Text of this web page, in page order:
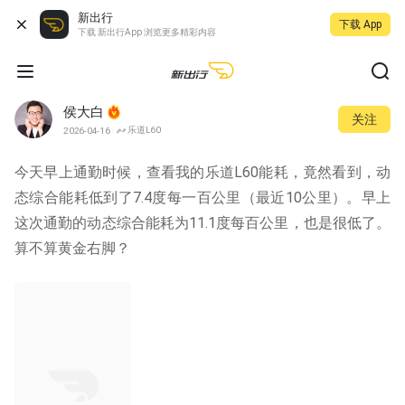
新出行
下载 新出行App 浏览更多精彩内容
下载 App
侯大白
2026-04-16 乐道L60
关注
今天早上通勤时候，查看我的乐道L60能耗，竟然看到，动
态综合能耗低到了7.4度每一百公里（最近10公里）。早上
这次通勤的动态综合能耗为11.1度每百公里，也是很低了。
算不算黄金右脚？